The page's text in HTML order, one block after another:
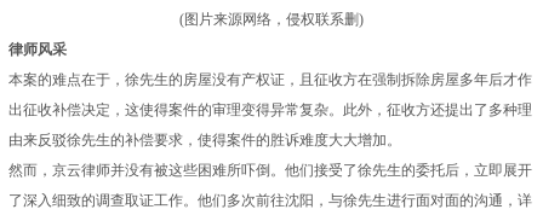
(图片来源网络，侵权联系删)
律师风采
本案的难点在于，徐先生的房屋没有产权证，且征收方在强制拆除房屋多年后才作
出征收补偿决定，这使得案件的审理变得异常复杂。此外，征收方还提出了多种理
由来反驳徐先生的补偿要求，使得案件的胜诉难度大大增加。
然而，京云律师并没有被这些困难所吓倒。他们接受了徐先生的委托后，立即展开
了深入细致的调查取证工作。他们多次前往沈阳，与徐先生进行面对面的沟通，详